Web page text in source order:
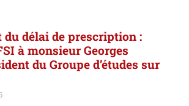
délai de prescription :
à monsieur Georges
du Groupe d’études sur